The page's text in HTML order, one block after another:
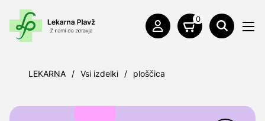
0
LEKARNA / Vsi izdelki / ploščica